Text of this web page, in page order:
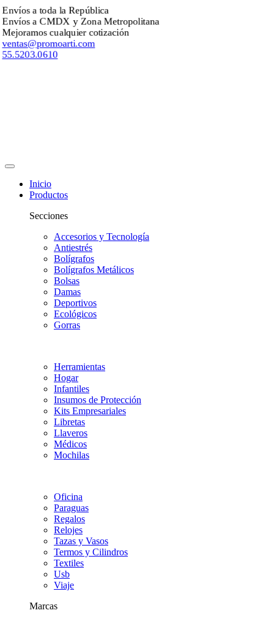
a toda la República
a CMDX y Zona Metropolitana
cualquier cotización
Inicio
Productos
Secciones
Accesorios y Tecnología
Antiestrés
Bolígrafos
Bolígrafos Metálicos
Bolsas
Damas
Deportivos
Ecológicos
Gorras
Herramientas
Hogar
Infantiles
Insumos de Protección
Kits Empresariales
Libretas
Llaveros
Médicos
Mochilas
Oficina
Paraguas
Regalos
Relojes
Tazas y Vasos
Termos y Cilindros
Textiles
Usb
Viaje
Marcas